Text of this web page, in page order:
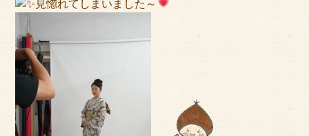
見惚れてしまいました～